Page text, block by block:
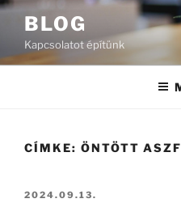
Tartalomhoz
BLOG
Kapcsolatot építünk
CÍMKE: ÖNTÖTT
BEKÜLDVE:
2024.09.13.